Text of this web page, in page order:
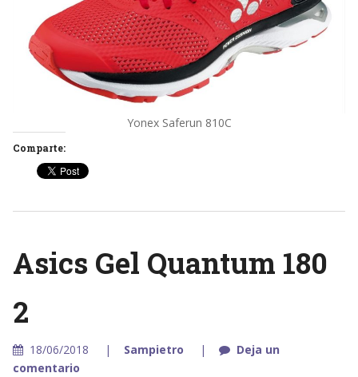
Yonex Saferun 810C
Comparte:
Asics Gel Quantum 180
2
18/06/2018 Sampietro
Deja un
comentario